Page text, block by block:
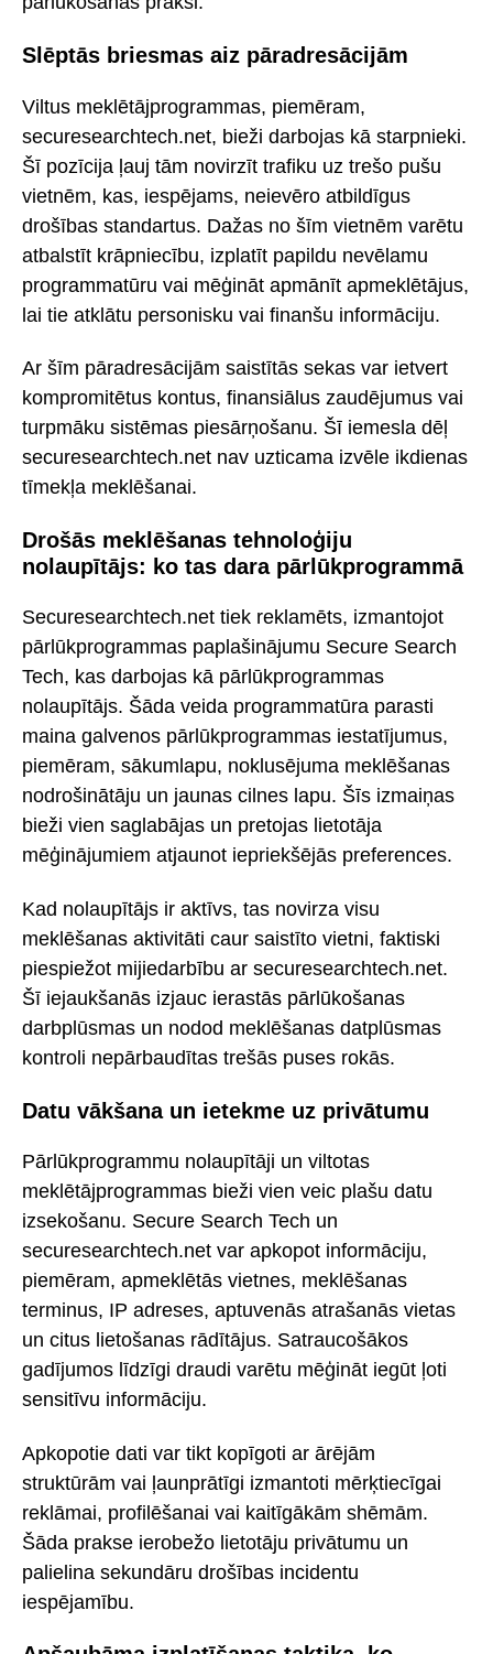
Slēptās briesmas aiz pāradresācijām
Viltus meklētājprogrammas, piemēram,
securesearchtech.net, bieži darbojas kā starpnieki.
Šī pozīcija ļauj tām novirzīt trafiku uz trešo pušu
vietnēm, kas, iespējams, neievēro atbildīgus
drošības standartus. Dažas no šīm vietnēm varētu
atbalstīt krāpniecību, izplatīt papildu nevēlamu
programmatūru vai mēģināt apmānīt apmeklētājus,
lai tie atklātu personisku vai finanšu informāciju.
Ar šīm pāradresācijām saistītās sekas var ietvert
kompromitētus kontus, finansiālus zaudējumus vai
turpmāku sistēmas piesārņošanu. Šī iemesla dēļ
securesearchtech.net nav uzticama izvēle ikdienas
tīmekļa meklēšanai.
Drošās meklēšanas tehnoloģiju
nolaupītājs: ko tas dara pārlūkprogrammā
Securesearchtech.net tiek reklamēts, izmantojot
pārlūkprogrammas paplašinājumu Secure Search
Tech, kas darbojas kā pārlūkprogrammas
nolaupītājs. Šāda veida programmatūra parasti
maina galvenos pārlūkprogrammas iestatījumus,
piemēram, sākumlapu, noklusējuma meklēšanas
nodrošinātāju un jaunas cilnes lapu. Šīs izmaiņas
bieži vien saglabājas un pretojas lietotāja
mēģinājumiem atjaunot iepriekšējās preferences.
Kad nolaupītājs ir aktīvs, tas novirza visu
meklēšanas aktivitāti caur saistīto vietni, faktiski
piespiežot mijiedarbību ar securesearchtech.net.
Šī iejaukšanās izjauc ierastās pārlūkošanas
darbplūsmas un nodod meklēšanas datplūsmas
kontroli nepārbaudītas trešās puses rokās.
Datu vākšana un ietekme uz privātumu
Pārlūkprogrammu nolaupītāji un viltotas
meklētājprogrammas bieži vien veic plašu datu
izsekošanu. Secure Search Tech un
securesearchtech.net var apkopot informāciju,
piemēram, apmeklētās vietnes, meklēšanas
terminus, IP adreses, aptuvenās atrašanās vietas
un citus lietošanas rādītājus. Satraucošākos
gadījumos līdzīgi draudi varētu mēģināt iegūt ļoti
sensitīvu informāciju.
Apkopotie dati var tikt kopīgoti ar ārējām
struktūrām vai ļaunprātīgi izmantoti mērķtiecīgai
reklāmai, profilēšanai vai kaitīgākām shēmām.
Šāda prakse ierobežo lietotāju privātumu un
palielina sekundāru drošības incidentu
iespējamību.